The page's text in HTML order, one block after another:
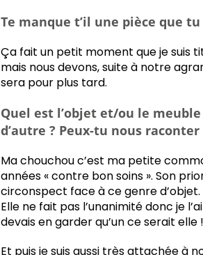
Te manque t’il une pièce que
Ça fait un petit moment que je suis
mais nous devons, suite à notre
sera pour plus tard.
Quel est l’objet et/ou le
d’autre ? Peux-tu nous
Ma chouchou c’est ma petite
années « contre bon soins ». Son
circonspect face à ce genre d’objet.
Elle ne fait pas l’unanimité donc je
devais en garder qu’un ce serait elle !
Et puis je suis aussi très attachée à